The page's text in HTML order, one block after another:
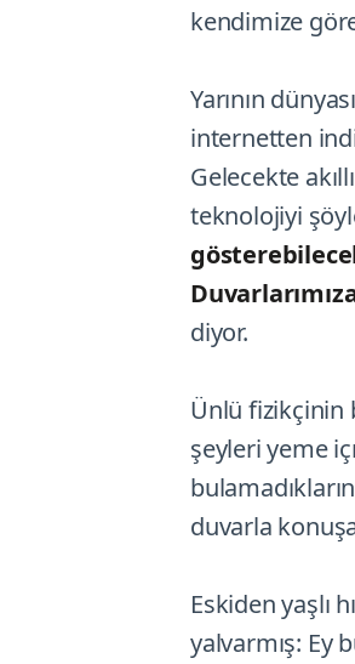
kendimize
Yarının
internetten
Gelecekte
teknolojiyi
diyor.
Ünlü fizikçinin
şeyleri yeme
duvarla
Eskiden yaşlı
yalvarmış: Ey